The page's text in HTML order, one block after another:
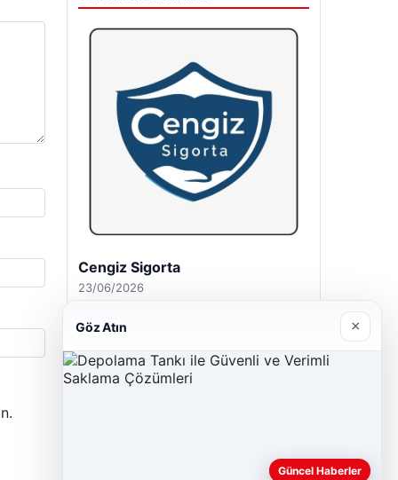
Hastaş Beton
26/05/2026
Göz Atın ×
Güncel Haberler